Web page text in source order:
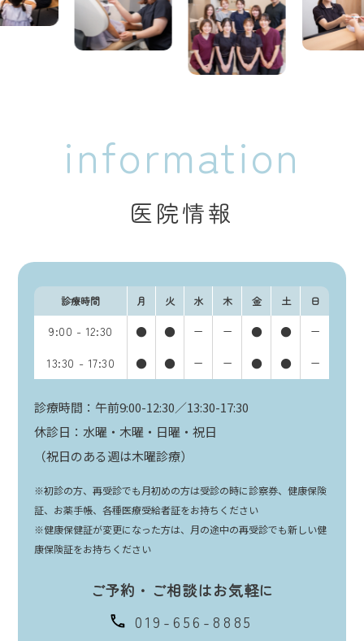
information
医院情報
診療時間 月 火 水 木 金 土 日
9:00 - 12:30 ● ● ー ー ● ●
ー
13:30 - 17:30
● ● ー ー ● ● ー
診療時間：午前9:00-12:30／13:30-17:30
休診日：水曜・木曜・日曜・祝日
（祝日のある週は木曜診療）
※初診の方、再受診でも月初めの方は受診の時に診察券、健康保険
証、お薬手帳、各種医療受給者証をお持ちください
※健康保健証が変更になった方は、月の途中の再受診でも新しい健
康保険証をお持ちください
ご予約・ご相談はお気軽に
019-656-8885